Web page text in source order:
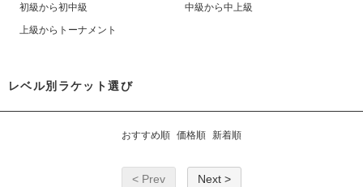
初級から初中級
中級から中上級
上級からトーナメント
レベル別ラケット選び
おすすめ順 価格順 新着順
< Prev Next >